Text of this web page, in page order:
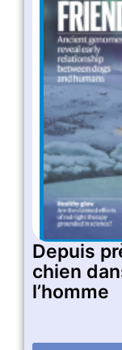
Depuis
chien
l’homme